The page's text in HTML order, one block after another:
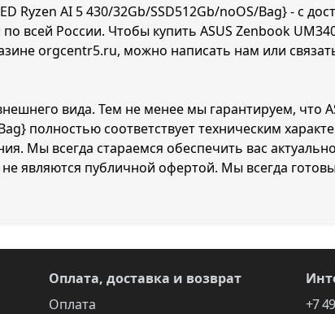
Ryzen AI 5 430/32Gb/SSD512Gb/noOS/Bag} - с
всей России. Чтобы купить ASUS Zenbook
orgcentr5.ru, можно написать нам или
вида. Тем не менее мы гарантируем, что
полностью соответствует техническим
Мы всегда стараемся обеспечить вас
являются публичной офертой. Мы всегда
Оплата, доставка и возврат
Оплата
+7